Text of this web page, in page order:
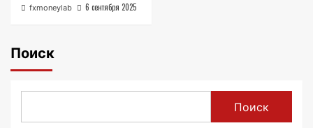
fxmoneylab 6 сентября 2025
Поиск
Поиск